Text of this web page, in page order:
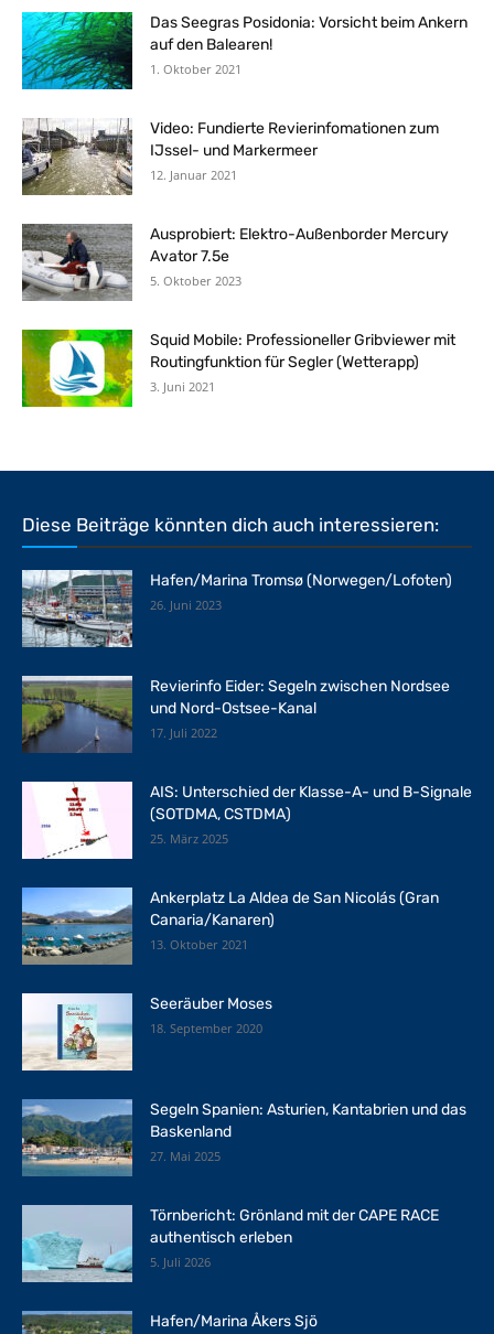
Das Seegras Posidonia: Vorsicht beim Ankern
auf den Balearen!
1. Oktober 2021
Video: Fundierte Revierinfomationen zum
IJssel- und Markermeer
12. Januar 2021
Ausprobiert: Elektro-Außenborder Mercury
Avator 7.5e
5. Oktober 2023
Squid Mobile: Professioneller Gribviewer mit
Routingfunktion für Segler (Wetterapp)
3. Juni 2021
Diese Beiträge könnten dich auch interessieren:
Hafen/Marina Tromsø (Norwegen/Lofoten)
26. Juni 2023
Revierinfo Eider: Segeln zwischen Nordsee
und Nord-Ostsee-Kanal
17. Juli 2022
AIS: Unterschied der Klasse-A- und B-Signale
(SOTDMA, CSTDMA)
25. März 2025
Ankerplatz La Aldea de San Nicolás (Gran
Canaria/Kanaren)
13. Oktober 2021
Seeräuber Moses
18. September 2020
Segeln Spanien: Asturien, Kantabrien und das
Baskenland
27. Mai 2025
Törnbericht: Grönland mit der CAPE RACE
authentisch erleben
5. Juli 2026
Hafen/Marina Åkers Sjö